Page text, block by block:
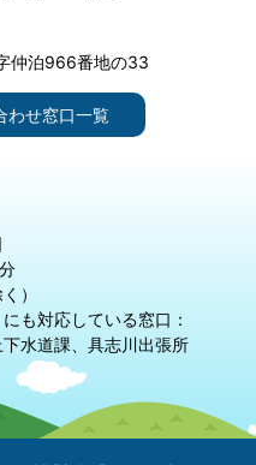
仲泊966番地の33
わせ窓口一覧
）
も対応している窓口：
水道課、具志川出張所